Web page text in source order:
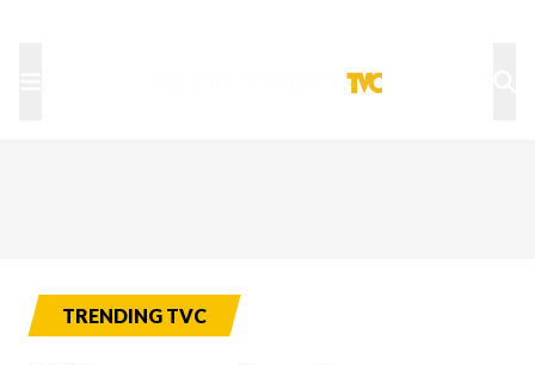
TRENDING TVC